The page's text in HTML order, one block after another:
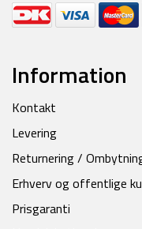
Information
Kontakt
Levering
Returnering /
Erhverv og offentlige
Prisgaranti